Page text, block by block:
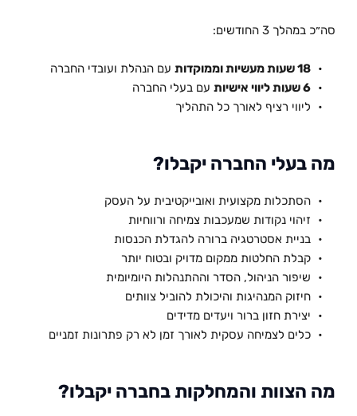
סה״כ במהלך 3 החודשים:
18 שעות מעשיות וממוקדות
עם הנהלת ועובדי החברה
6 שעות ליווי אישיות
עם בעלי החברה
ליווי רציף לאורך כל התהליך
מה בעלי החברה יקבלו?
הסתכלות מקצועית ואובייקטיבית על העסק
זיהוי נקודות שמעכבות צמיחה ורווחיות
בניית אסטרטגיה ברורה להגדלת הכנסות
קבלת החלטות ממקום מדויק ובטוח יותר
שיפור הניהול, הסדר וההתנהלות היומיומית
חיזוק המנהיגות והיכולת להוביל צוותים
יצירת חזון ברור ויעדים מדידים
כלים לצמיחה עסקית לאורך זמן לא רק פתרונות זמניים
מה הצוות והמחלקות בחברה יקבלו?